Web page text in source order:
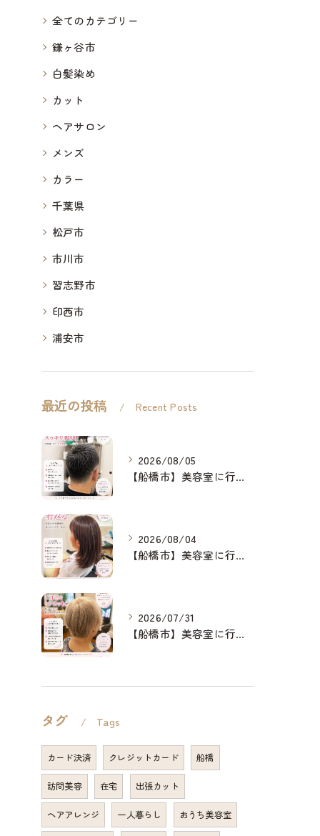
全てのカテゴリー
鎌ヶ谷市
白髪染め
カット
ヘアサロン
メンズ
カラー
千葉県
松戸市
市川市
習志野市
印西市
浦安市
最近の投稿 Recent Posts
2026/08/05
【船橋市】美容室に行けない…をなくしたい✂️✨
2026/08/04
【船橋市】美容室に行けない…をなくしたい✂️✨
2026/07/31
【船橋市】美容室に行けない…をなくしたい✂️✨
タグ Tags
カード決済 クレジットカード 船橋
訪問美容 在宅 出張カット
ヘアアレンジ 一人暮らし おうち美容室